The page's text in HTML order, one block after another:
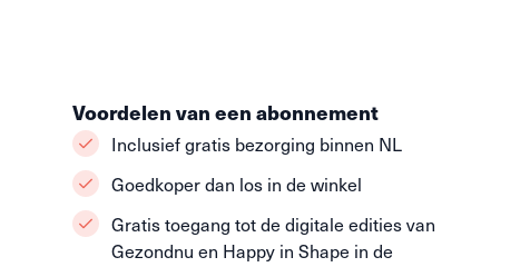
Voordelen van een abonnement
Inclusief gratis bezorging binnen NL
Goedkoper dan los in de winkel
Gratis toegang tot de digitale edities van
Gezondnu en Happy in Shape in de